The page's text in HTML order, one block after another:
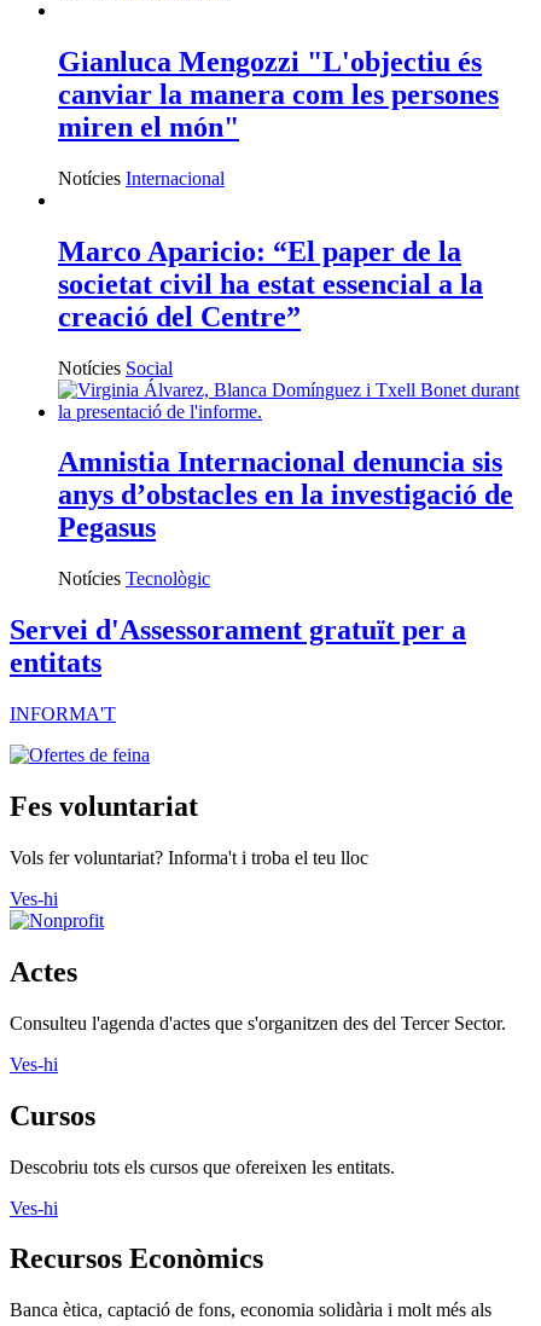
Gianluca Mengozzi "L'objectiu és
canviar la manera com les persones
miren el món"
Notícies Internacional
Marco Aparicio: “El paper de la
societat civil ha estat essencial a la
creació del Centre”
Notícies Social
Amnistia Internacional denuncia sis
anys d’obstacles en la investigació de
Pegasus
Notícies Tecnològic
Servei d'Assessorament gratuït per a
entitats
INFORMA'T
Fes voluntariat
Vols fer voluntariat? Informa't i troba el teu lloc
Ves-hi
Actes
Consulteu l'agenda d'actes que s'organitzen des del Tercer Sector.
Ves-hi
Cursos
Descobriu tots els cursos que ofereixen les entitats.
Ves-hi
Recursos Econòmics
Banca ètica, captació de fons, economia solidària i molt més als